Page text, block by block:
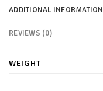
ADDITIONAL INFORMATION
REVIEWS (0)
WEIGHT